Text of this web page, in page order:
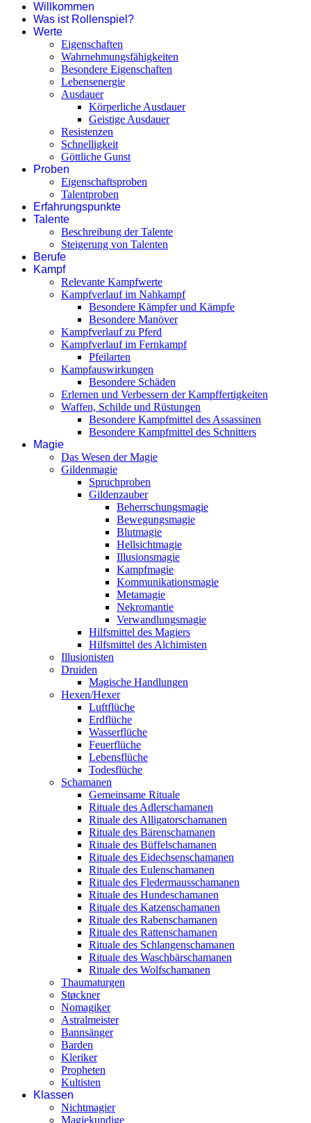
Willkommen
Was ist Rollenspiel?
Werte
Eigenschaften
Wahrnehmungsfähigkeiten
Besondere Eigenschaften
Lebensenergie
Ausdauer
Körperliche Ausdauer
Geistige Ausdauer
Resistenzen
Schnelligkeit
Göttliche Gunst
Proben
Eigenschaftsproben
Talentproben
Erfahrungspunkte
Talente
Beschreibung der Talente
Steigerung von Talenten
Berufe
Kampf
Relevante Kampfwerte
Kampfverlauf im Nahkampf
Besondere Kämpfer und Kämpfe
Besondere Manöver
Kampfverlauf zu Pferd
Kampfverlauf im Fernkampf
Pfeilarten
Kampfauswirkungen
Besondere Schäden
Erlernen und Verbessern der Kampffertigkeiten
Waffen, Schilde und Rüstungen
Besondere Kampfmittel des Assassinen
Besondere Kampfmittel des Schnitters
Magie
Das Wesen der Magie
Gildenmagie
Spruchproben
Gildenzauber
Beherrschungsmagie
Bewegungsmagie
Blutmagie
Hellsichtmagie
Illusionsmagie
Kampfmagie
Kommunikationsmagie
Metamagie
Nekromantie
Verwandlungsmagie
Hilfsmittel des Magiers
Hilfsmittel des Alchimisten
Illusionisten
Druiden
Magische Handlungen
Hexen/Hexer
Luftflüche
Erdflüche
Wasserflüche
Feuerflüche
Lebensflüche
Todesflüche
Schamanen
Gemeinsame Rituale
Rituale des Adlerschamanen
Rituale des Alligatorschamanen
Rituale des Bärenschamanen
Rituale des Büffelschamanen
Rituale des Eidechsenschamanen
Rituale des Eulenschamanen
Rituale des Fledermausschamanen
Rituale des Hundeschamanen
Rituale des Katzenschamanen
Rituale des Rabenschamanen
Rituale des Rattenschamanen
Rituale des Schlangenschamanen
Rituale des Waschbärschamanen
Rituale des Wolfschamanen
Thaumaturgen
Støckner
Nomagiker
Astralmeister
Bannsänger
Barden
Kleriker
Propheten
Kultisten
Klassen
Nichtmagier
Magiekundige